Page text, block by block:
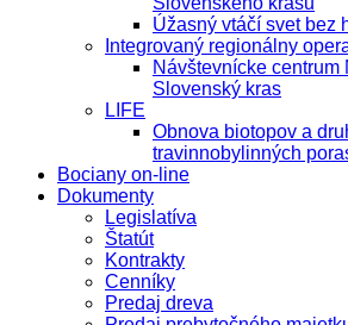
Úžasný vtáčí svet bez
Integrovaný regionálny
Návštevnícke centrum
Slovenský kras
LIFE
Obnova biotopov a
travinnobylinných
Bociany on-line
Dokumenty
Legislatíva
Štatút
Kontrakty
Cenníky
Predaj dreva